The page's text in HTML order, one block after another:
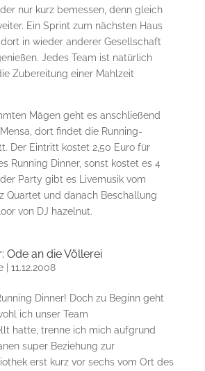
nur kurz bemessen, denn gleich
Ein Sprint zum nächsten Haus
in wieder anderer Gesellschaft
Jedes Team ist natürlich
Zubereitung einer Mahlzeit
Mägen geht es anschließend
dort findet die Running-
Der Eintritt kostet 2,50 Euro für
Running Dinner, sonst kostet es 4
Party gibt es Livemusik vom
Quartet und danach Beschallung
von DJ hazelnut.
Ode an die Völlerei
| 11.12.2008
Dinner! Doch zu Beginn geht
ich unser Team
hatte, trenne ich mich aufgrund
super Beziehung zur
erst kurz vor sechs vom Ort des